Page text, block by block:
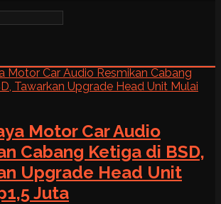
Motor Car Audio
Cabang Ketiga di BSD,
Upgrade Head Unit
Juta